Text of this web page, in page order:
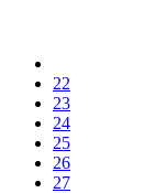
22
23
24
25
26
27